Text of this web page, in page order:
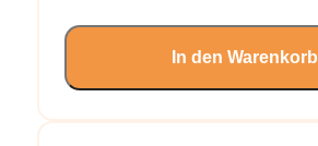
In den Warenkorb